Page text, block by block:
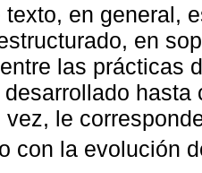
texto, en general,
en
las prácticas
vez, le
con la evolución